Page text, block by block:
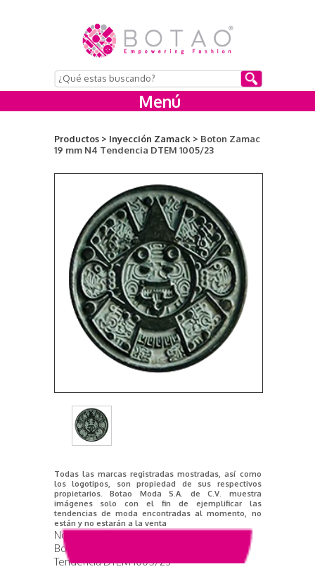
Menú
Productos > Inyección Zamack > Boton Zamac
19 mm N4 Tendencia DTEM 1005/23
Todas las marcas registradas mostradas, así como
los logotipos, son propiedad de sus respectivos
propietarios. Botao Moda S.A. de C.V. muestra
imágenes solo con el fin de ejemplificar las
tendencias de moda encontradas al momento, no
están y no estarán a la venta
Nombre del producto
Boton Zamac 19 mm N4
Tendencia DTEM 1005/23